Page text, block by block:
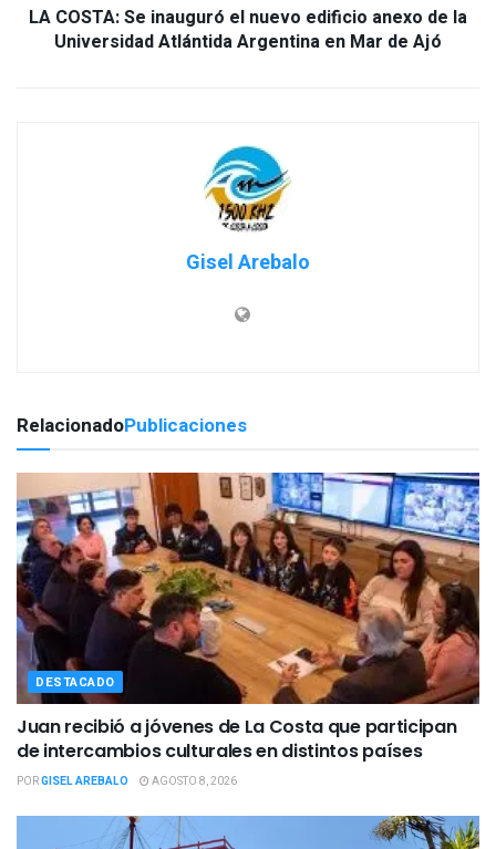
LA COSTA: Se inauguró el nuevo edificio anexo de la
Universidad Atlántida Argentina en Mar de Ajó
Gisel Arebalo
RelacionadoPublicaciones
DESTACADO
Juan recibió a jóvenes de La Costa que participan
de intercambios culturales en distintos países
PORGISEL AREBALO AGOSTO 8, 2026